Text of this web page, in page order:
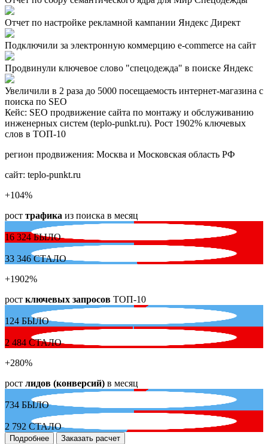
Отчет по настройке рекламной кампании Яндекс Директ
Подключили за электронную коммерцию e-commerce на сайт
Продвинули ключевое слово "спецодежда" в поиске Яндекс
Увеличили в 2 раза до 5000 посещаемость интернет-магазина с
поиска по SEO
Кейс: SEO продвижение сайта по монтажу и обслуживанию
инженерных систем (teplo-punkt.ru). Рост 1902% ключевых
слов в ТОП-10
регион продвижения: Москва и Московская область РФ
сайт: teplo-punkt.ru
+104%
рост трафика из поиска в месяц
16 324БЫЛО
33 346СТАЛО
+1902%
рост ключевых запросов ТОП-10
124 БЫЛО
2 484 СТАЛО
+280%
рост лидов (конверсий) в месяц
734 БЫЛО
2 792 СТАЛО
Подробнее Заказать расчет